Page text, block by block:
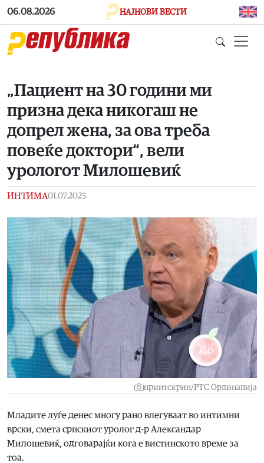
Skip to main content
06.08.2026 НАЈНОВИ ВЕСТИ
„Пациент на 30 години ми
призна дека никогаш не
допрел жена, за ова треба
повеќе доктори“, вели
урологот Милошевиќ
ИНТИМА01.07.2025
принтскрин/РТС Ординација
Младите луѓе денес многу рано влегуваат во интимни
врски, смета српскиот уролог д-р Александар
Милошевиќ, одговарајќи кога е вистинското време за
тоа.